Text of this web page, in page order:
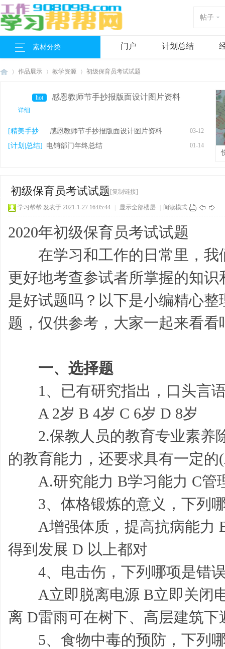
帖子
素材分类 门户 计划总结
作品展示 教学资源 初级保育员考试试题
hot 感恩教师节手抄报版面设计图片资料
详细
[精美手抄
报]
感恩教师节手抄报版面设计图片资料 03-12
[计划|总结] 电销部门年终总结 01-14
初级保育员考试试题 [复制链接]
学习帮帮 发表于 2021-1-27 16:05:44 显示全部楼层 阅读模式
2020年初级保育员考试试题
在学习和工作的日常里，我
更好地考查参试者所掌握的知
是好试题吗？以下是小编精心整
题，仅供参考，大家一起来看看
一、选择题
1、已有研究指出，口头言语
A 2岁 B 4岁 C 6岁 D 8岁
2.保教人员的教育专业素养
的教育能力，还要求具有一定的
A.研究能力 B学习能力 C管
3、体格锻炼的意义，下列哪
A增强体质，提高抗病能力 B
得到发展 D 以上都对
4、电击伤，下列哪项是错
A立即脱离电源 B立即关闭电
离 D雷雨可在树下、高层建筑下
5、食物中毒的预防，下列哪